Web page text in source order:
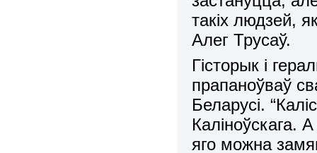
такіх людзей,
Алег Трусаў.
Гісторык і
прапаноўваў
Беларусі.
Каліноўскага.
яго можна